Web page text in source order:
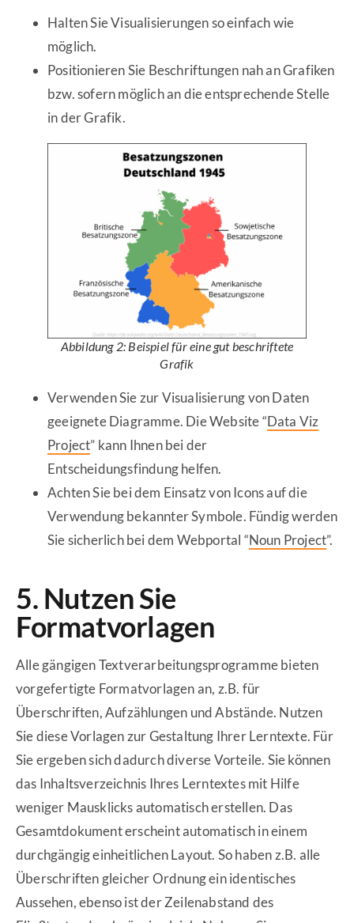
Halten Sie Visualisierungen so einfach wie
möglich.
Positionieren Sie Beschriftungen nah an Grafiken
bzw. sofern möglich an die entsprechende Stelle
in der Grafik.
Abbildung 2: Beispiel für eine gut beschriftete
Grafik
Verwenden Sie zur Visualisierung von Daten
geeignete Diagramme. Die Website “Data Viz
Project” kann Ihnen bei der
Entscheidungsfindung helfen.
Achten Sie bei dem Einsatz von Icons auf die
Verwendung bekannter Symbole. Fündig werden
Sie sicherlich bei dem Webportal “Noun Project”.
5. Nutzen Sie
Formatvorlagen
Alle gängigen Textverarbeitungsprogramme bieten
vorgefertigte Formatvorlagen an, z.B. für
Überschriften, Aufzählungen und Abstände. Nutzen
Sie diese Vorlagen zur Gestaltung Ihrer Lerntexte. Für
Sie ergeben sich dadurch diverse Vorteile. Sie können
das Inhaltsverzeichnis Ihres Lerntextes mit Hilfe
weniger Mausklicks automatisch erstellen. Das
Gesamtdokument erscheint automatisch in einem
durchgängig einheitlichen Layout. So haben z.B. alle
Überschriften gleicher Ordnung ein identisches
Aussehen, ebenso ist der Zeilenabstand des